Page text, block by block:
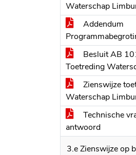
Waterschap
Addendum
Besluit AB
Toetreding
Zienswijze
Waterschap
Technische
antwoord
3.e Zienswijze op